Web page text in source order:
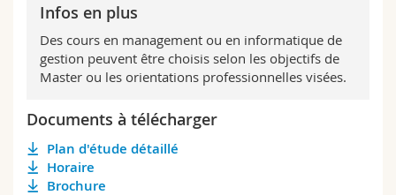
Infos en plus
Des cours en management ou en informatique de
gestion peuvent être choisis selon les objectifs de
Master ou les orientations professionnelles visées.
Documents à télécharger
Plan d'étude détaillé
Horaire
Brochure